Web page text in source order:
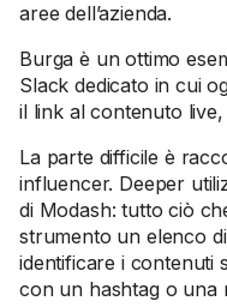
aree dell’azienda.
Burga è un ottimo
Slack dedicato in cui
il link al contenuto
La parte difficile è
influencer. Deeper
di Modash: tutto ciò
strumento un elenco
identificare i contenuti
con un hashtag o una